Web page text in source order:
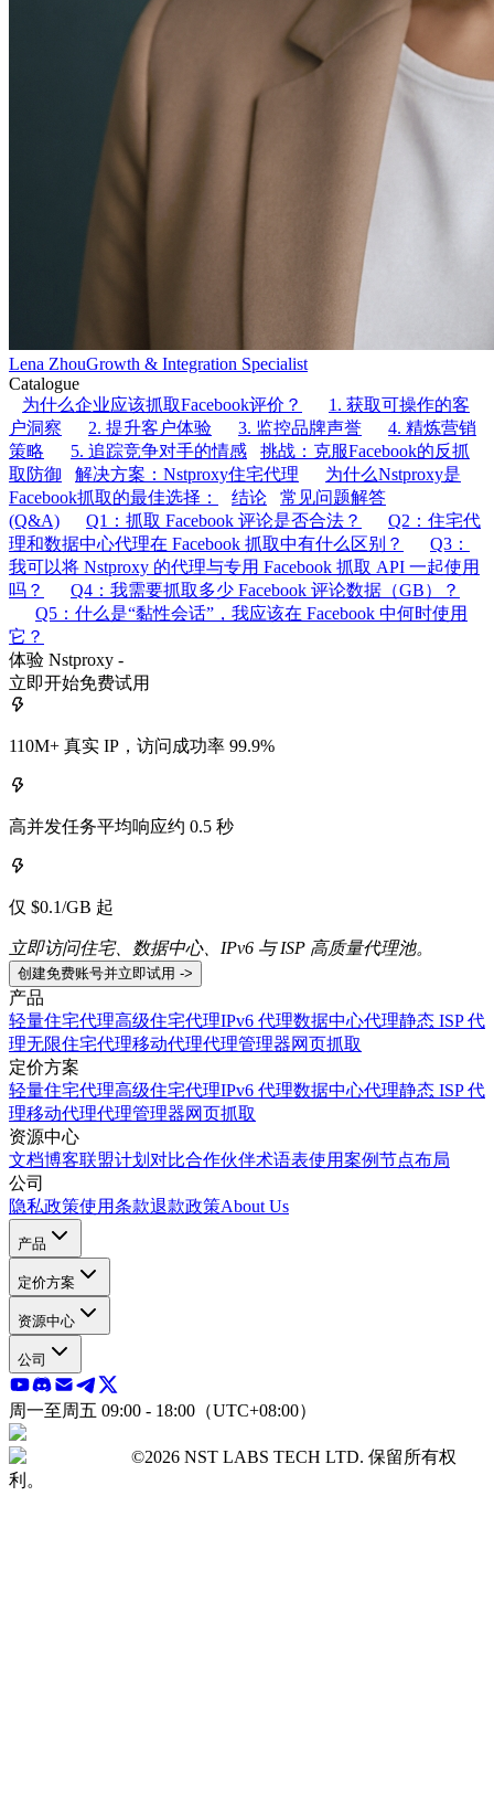
Lena ZhouGrowth & Integration Specialist
Catalogue
为什么企业应该抓取Facebook评价？
1. 获取可操作的客
户洞察
2. 提升客户体验 3. 监控品牌声誉
4. 精炼营销
策略
5. 追踪竞争对手的情感
挑战：克服Facebook的反抓
取防御
解决方案：Nstproxy住宅代理
为什么Nstproxy是
Facebook抓取的最佳选择：
结论
常见问题解答
(Q&A)
Q1：抓取 Facebook 评论是否合法？
Q2：住宅代
理和数据中心代理在 Facebook 抓取中有什么区别？
Q3：
我可以将 Nstproxy 的代理与专用 Facebook 抓取 API 一起使用
吗？
Q4：我需要抓取多少 Facebook 评论数据（GB）？
Q5：什么是“黏性会话”，我应该在 Facebook 中何时使用
它？
体验 Nstproxy -
立即开始免费试用
110M+ 真实 IP，访问成功率 99.9%
高并发任务平均响应约 0.5 秒
仅 $0.1/GB 起
立即访问住宅、数据中心、IPv6 与 ISP 高质量代理池。
创建免费账号并立即试用 ->
产品
轻量住宅代理高级住宅代理IPv6 代理数据中心代理静态 ISP 代
理无限住宅代理移动代理代理管理器网页抓取
定价方案
轻量住宅代理高级住宅代理IPv6 代理数据中心代理静态 ISP 代
理移动代理代理管理器网页抓取
资源中心
文档博客联盟计划 对比合作伙伴术语表使用案例节点布局
公司
隐私政策使用条款退款政策About Us
产品
定价方案
资源中心
公司
周一至周五 09:00 - 18:00（UTC+08:00）
©2026 NST LABS TECH LTD. 保留所有权
利。